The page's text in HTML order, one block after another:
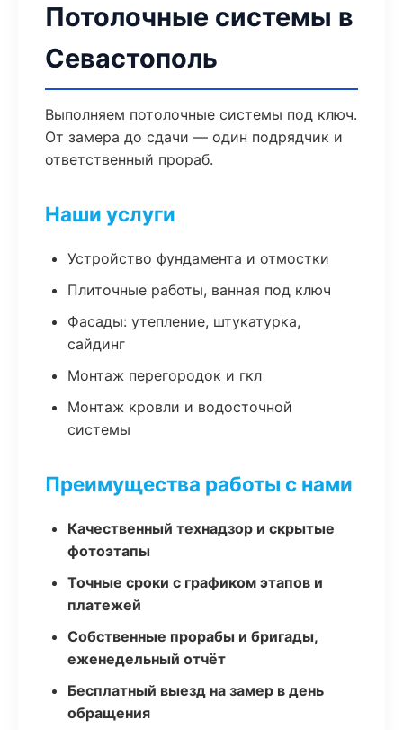
Потолочные системы в
Севастополь
Выполняем потолочные системы под ключ.
От замера до сдачи — один подрядчик и
ответственный прораб.
Наши услуги
Устройство фундамента и отмостки
Плиточные работы, ванная под ключ
Фасады: утепление, штукатурка,
сайдинг
Монтаж перегородок и гкл
Монтаж кровли и водосточной
системы
Преимущества работы с нами
Качественный технадзор и скрытые
фотоэтапы
Точные сроки с графиком этапов и
платежей
Собственные прорабы и бригады,
еженедельный отчёт
Бесплатный выезд на замер в день
обращения